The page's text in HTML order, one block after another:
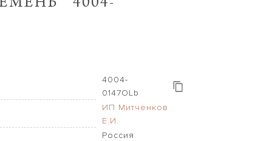
4004-
4004-
0147OLb
ИП Митченков
Е.И.
Россия